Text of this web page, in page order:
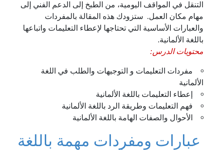
التنقل في المواقف اليومية، من الطبخ إلى الدعم الفني إلى
مهام مكان العمل. ستزودك هذه المقالة بالمفردات
والعبارات الأساسية التي تحتاجها لإعطاء التعليمات واتباعها
باللغة الألمانية.
محتويات الدرس:
مفردات التعليمات و التوجيهات والطلب في اللغة
الألمانية
إعطاء التعليمات باللغة الألمانية
فهم التعليمات وطريقة الرد باللغة الألمانية
الأحوال والصفات الهامة باللغة الألمانية
عبارات ومفردات مهمة باللغة